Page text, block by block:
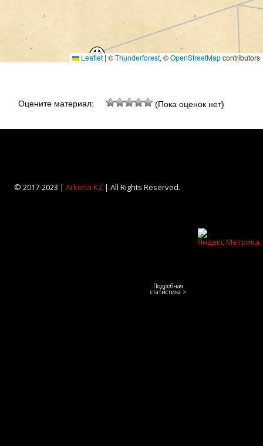
Leaflet| ©Thunderforest, ©OpenStreetMapcontributors
Оцените материал: (Пока оценок нет)
© 2017-2023 | Arkona KZ| All Rights Reserved.
Подробная
статистика >